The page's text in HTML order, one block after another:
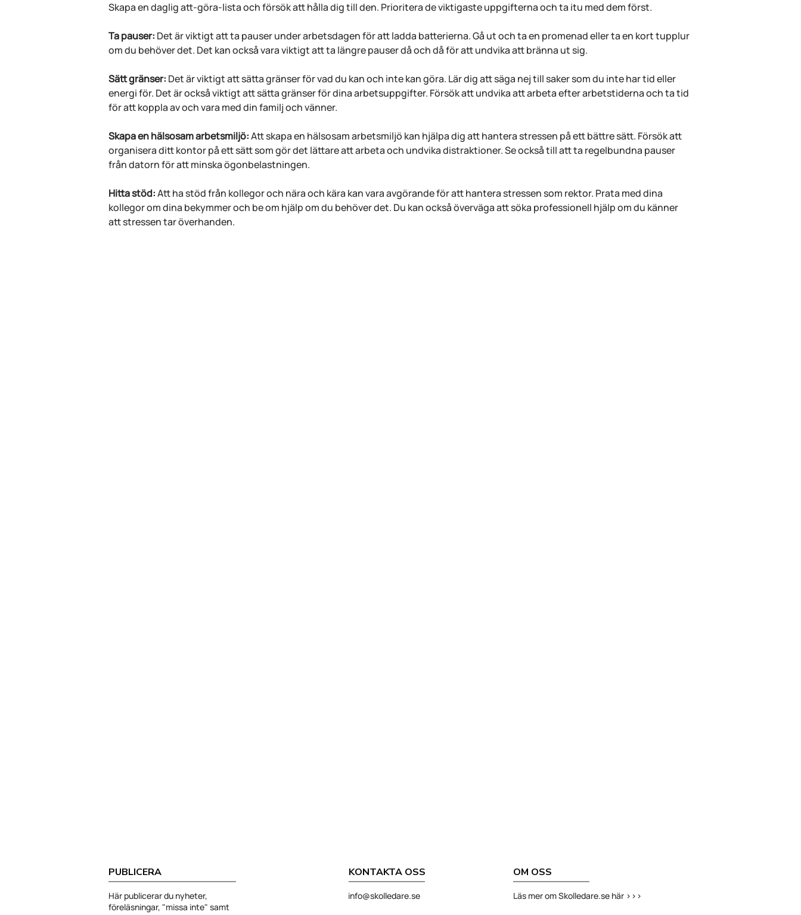
Skapa en daglig att-göra-lista och försök att hålla dig till den. Prioritera de viktigaste uppgifterna och ta itu med dem först.
Ta pauser: Det är viktigt att ta pauser under arbetsdagen för att ladda batterierna. Gå ut och ta en promenad eller ta en kort tupplur
om du behöver det. Det kan också vara viktigt att ta längre pauser då och då för att undvika att bränna ut sig.
Sätt gränser: Det är viktigt att sätta gränser för vad du kan och inte kan göra. Lär dig att säga nej till saker som du inte har tid eller
energi för. Det är också viktigt att sätta gränser för dina arbetsuppgifter. Försök att undvika att arbeta efter arbetstiderna och ta tid
för att koppla av och vara med din familj och vänner.
Skapa en hälsosam arbetsmiljö: Att skapa en hälsosam arbetsmiljö kan hjälpa dig att hantera stressen på ett bättre sätt. Försök att
organisera ditt kontor på ett sätt som gör det lättare att arbeta och undvika distraktioner. Se också till att ta regelbundna pauser
från datorn för att minska ögonbelastningen.
Hitta stöd: Att ha stöd från kollegor och nära och kära kan vara avgörande för att hantera stressen som rektor. Prata med dina
kollegor om dina bekymmer och be om hjälp om du behöver det. Du kan också överväga att söka professionell hjälp om du känner
att stressen tar överhanden.
PUBLICERA
Här publicerar du nyheter,
föreläsningar, "missa inte" samt
KONTAKTA OSS
info@skolledare.se
OM OSS
Läs mer om Skolledare.se här >>>